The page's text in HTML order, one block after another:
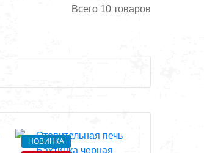
Всего 10 товаров
НОВИНКА